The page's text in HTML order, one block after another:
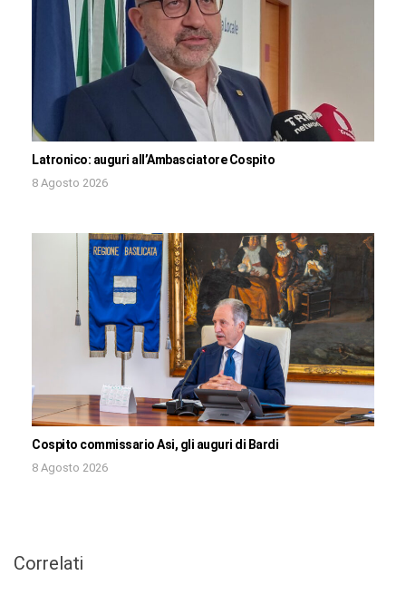
Latronico: auguri all’Ambasciatore Cospito
8 Agosto 2026
Cospito commissario Asi, gli auguri di Bardi
8 Agosto 2026
Correlati